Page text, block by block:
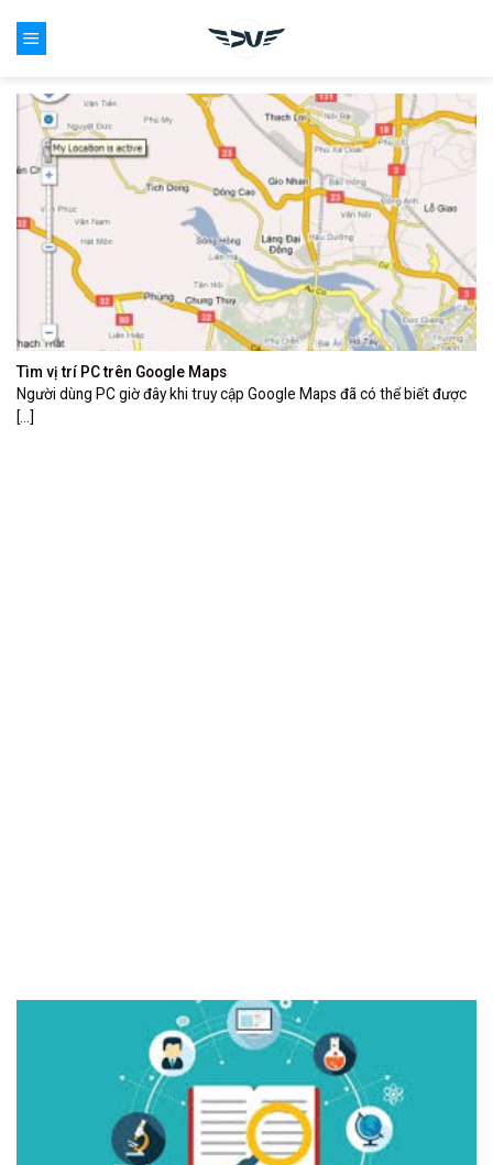
Tìm vị trí PC trên Google Maps
Người dùng PC giờ đây khi truy cập Google Maps đã có thể biết được
[...]